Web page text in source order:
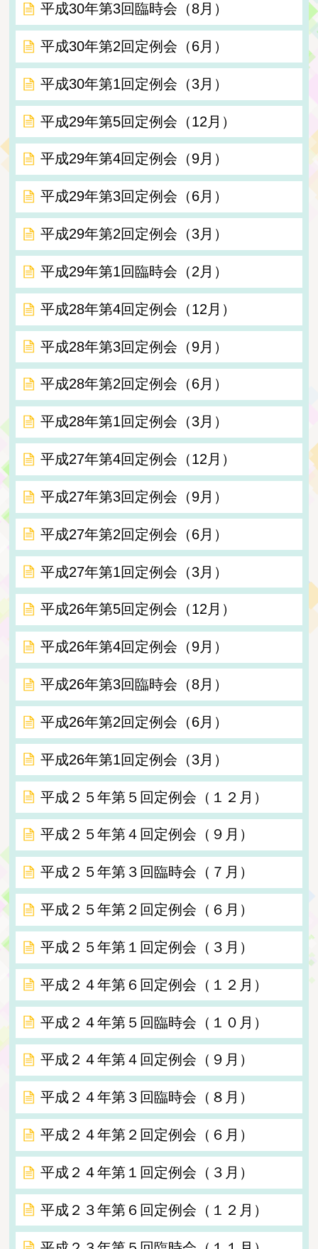
平成30年第3回臨時会（8月）
平成30年第2回定例会（6月）
平成30年第1回定例会（3月）
平成29年第5回定例会（12月）
平成29年第4回定例会（9月）
平成29年第3回定例会（6月）
平成29年第2回定例会（3月）
平成29年第1回臨時会（2月）
平成28年第4回定例会（12月）
平成28年第3回定例会（9月）
平成28年第2回定例会（6月）
平成28年第1回定例会（3月）
平成27年第4回定例会（12月）
平成27年第3回定例会（9月）
平成27年第2回定例会（6月）
平成27年第1回定例会（3月）
平成26年第5回定例会（12月）
平成26年第4回定例会（9月）
平成26年第3回臨時会（8月）
平成26年第2回定例会（6月）
平成26年第1回定例会（3月）
平成２５年第５回定例会（１２月）
平成２５年第４回定例会（９月）
平成２５年第３回臨時会（７月）
平成２５年第２回定例会（６月）
平成２５年第１回定例会（３月）
平成２４年第６回定例会（１２月）
平成２４年第５回臨時会（１０月）
平成２４年第４回定例会（９月）
平成２４年第３回臨時会（８月）
平成２４年第２回定例会（６月）
平成２４年第１回定例会（３月）
平成２３年第６回定例会（１２月）